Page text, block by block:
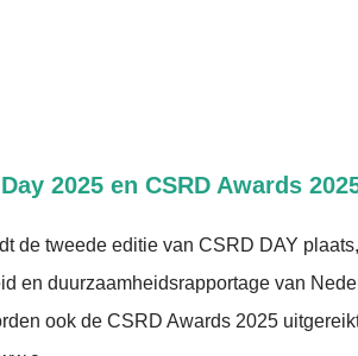
2025 en CSRD Awards
de tweede editie van CSRD DAY
en duurzaamheidsrapportage van
ook de CSRD Awards 2025